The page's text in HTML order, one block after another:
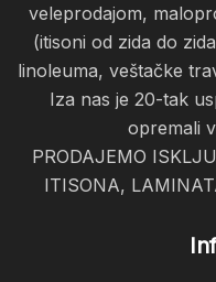
veleprodajom,
(itisoni od zida do
linoleuma, veštačke
Iza nas je 20-tak
opremali
PRODAJEMO
ITISONA,